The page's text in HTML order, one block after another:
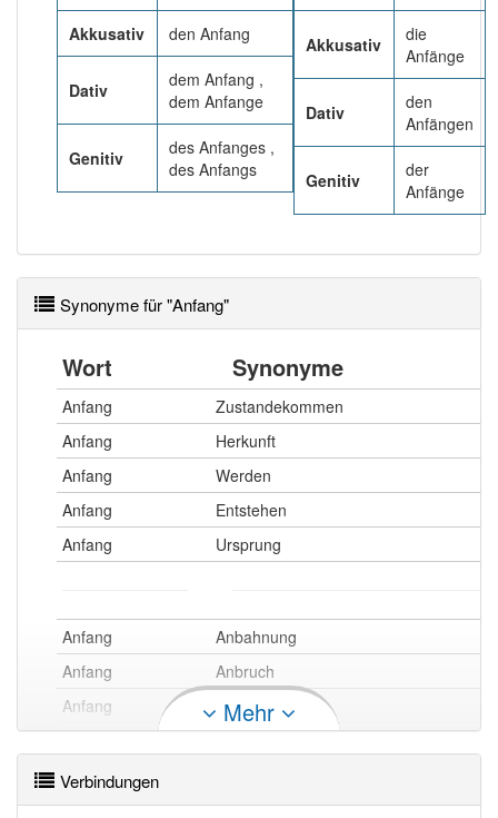
80% unserer Spielapp-Nutzer haben den Artikel
korrekt erraten.
Akkusativ den Anfang
Dativ
dem Anfang ,
dem Anfange
Genitiv
des Anfanges ,
des Anfangs
Akkusativ
die
Anfänge
Dativ
den
Anfängen
Genitiv
der
Anfänge
Synonyme für "Anfang"
Wort Synonyme
Anfang
Zustandekommen
Anfang
Herkunft
Anfang
Werden
Anfang
Entstehen
Anfang
Ursprung
Anfang
Anbahnung
Anfang
Anbruch
Anfang
Auftakt
Mehr
Verbindungen